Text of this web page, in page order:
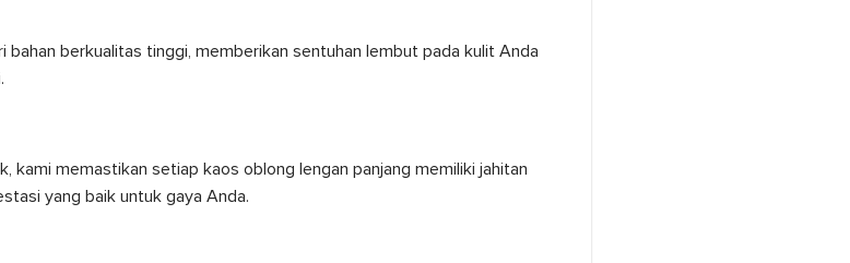
bahan berkualitas tinggi, memberikan sentuhan lembut pada kulit Anda
kami memastikan setiap kaos oblong lengan panjang memiliki jahitan
yang baik untuk gaya Anda.